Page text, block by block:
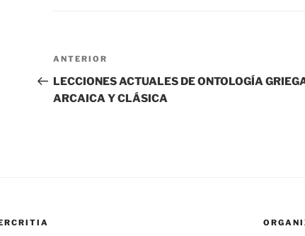
Navegación
de
entradas
Entrada
anterior:
ANTERIOR
LECCIONES ACTUALES DE ONTOLOGÍA
ARCAICA Y CLÁSICA